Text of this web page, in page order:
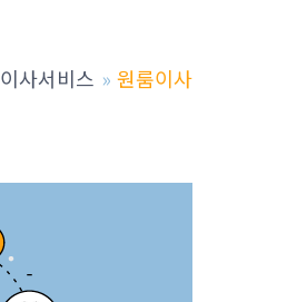
이사서비스 원룸이사